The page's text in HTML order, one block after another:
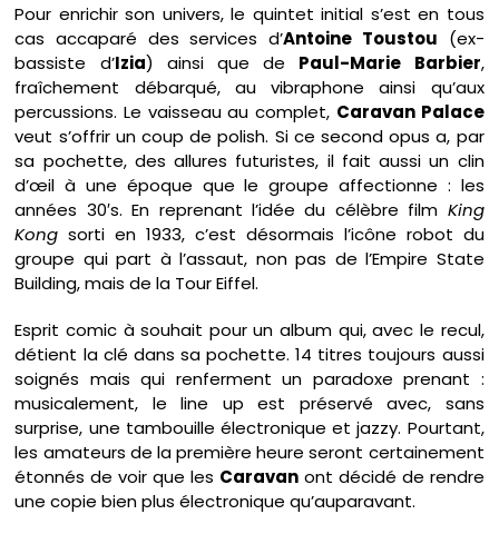
Pour enrichir son univers, le quintet initial s’est en tous
cas accaparé des services d’Antoine Toustou (ex-
bassiste d’Izia) ainsi que de Paul-Marie Barbier,
fraîchement débarqué, au vibraphone ainsi qu’aux
percussions. Le vaisseau au complet, Caravan Palace
veut s’offrir un coup de polish. Si ce second opus a, par
sa pochette, des allures futuristes, il fait aussi un clin
d’œil à une époque que le groupe affectionne : les
années 30′s. En reprenant l’idée du célèbre film King
Kong sorti en 1933, c’est désormais l’icône robot du
groupe qui part à l’assaut, non pas de l’Empire State
Building, mais de la Tour Eiffel.
Esprit comic à souhait pour un album qui, avec le recul,
détient la clé dans sa pochette. 14 titres toujours aussi
soignés mais qui renferment un paradoxe prenant :
musicalement, le line up est préservé avec, sans
surprise, une tambouille électronique et jazzy. Pourtant,
les amateurs de la première heure seront certainement
étonnés de voir que les Caravanont décidé de rendre
une copie bien plus électronique qu’auparavant.